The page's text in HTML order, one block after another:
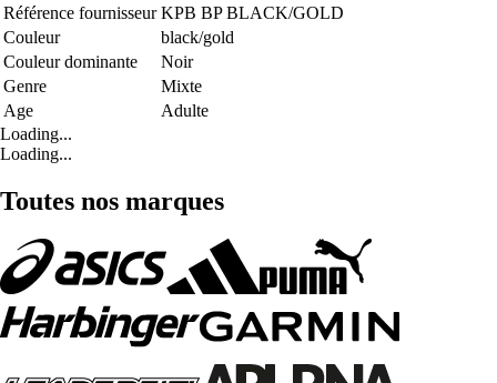
Référence fournisseur KPB BP BLACK/GOLD
Couleur
black/gold
Couleur dominante
Noir
Genre
Mixte
Age
Adulte
Loading...
Loading...
Toutes nos marques